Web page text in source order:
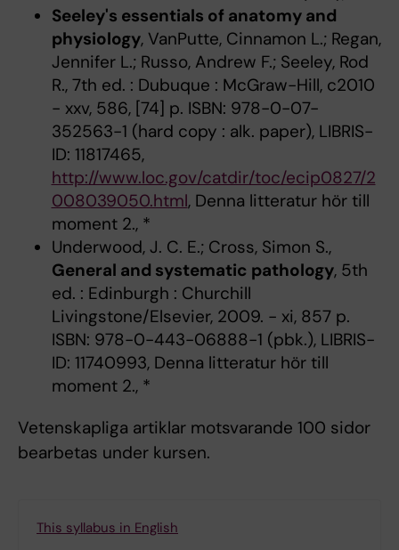
Seeley's essentials of anatomy and
physiology, VanPutte, Cinnamon L.; Regan,
Jennifer L.; Russo, Andrew F.; Seeley, Rod
R., 7th ed. : Dubuque : McGraw-Hill, c2010
- xxv, 586, [74] p. ISBN: 978-0-07-
352563-1 (hard copy : alk. paper), LIBRIS-
ID: 11817465,
http://www.loc.gov/catdir/toc/ecip0827/2
008039050.html, Denna litteratur hör till
moment 2., *
Underwood, J. C. E.; Cross, Simon S.,
General and systematic pathology, 5th
ed. : Edinburgh : Churchill
Livingstone/Elsevier, 2009. - xi, 857 p.
ISBN: 978-0-443-06888-1 (pbk.), LIBRIS-
ID: 11740993, Denna litteratur hör till
moment 2., *
Vetenskapliga artiklar motsvarande 100 sidor
bearbetas under kursen.
This syllabus in English